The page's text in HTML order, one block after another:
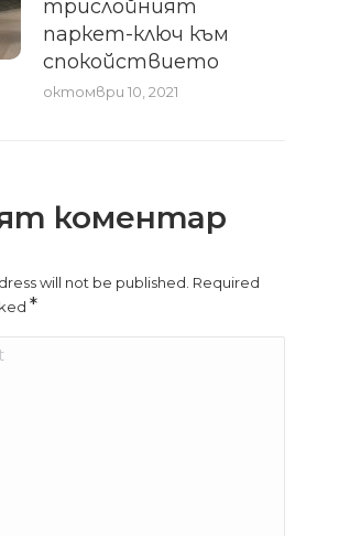
трислойният
паркет-ключ към
спокойствието
октомври 10, 2021
коментар
will not be published. Required
*